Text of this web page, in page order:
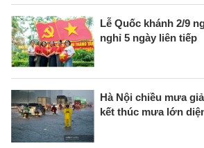
Lễ Quốc khánh 2/9
nghỉ 5 ngày liên tiếp
Hà Nội chiều mưa
kết thúc mưa lớn